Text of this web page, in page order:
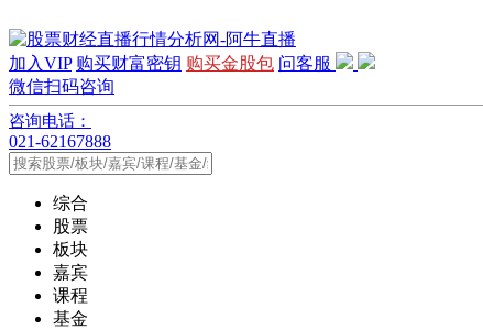
加入VIP 购买财富密钥 购买金股包 问客服
微信扫码咨询
咨询电话：
021-62167888
综合
股票
板块
嘉宾
课程
基金